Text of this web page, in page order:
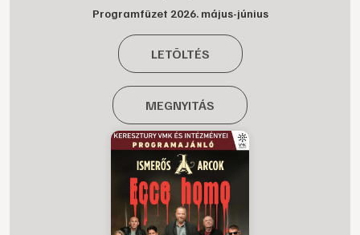
Programfüzet 2026. május-június
LETÖLTÉS
MEGNYITÁS